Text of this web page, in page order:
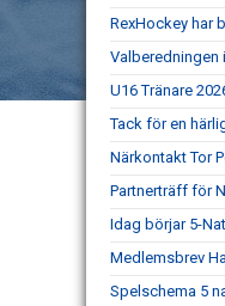
RexHockey har
Valberedningen
U16 Tränare
Tack för en
Närkontakt Tor
Partnerträff för
Idag börjar 5-
Medlemsbrev
Spelschema 5